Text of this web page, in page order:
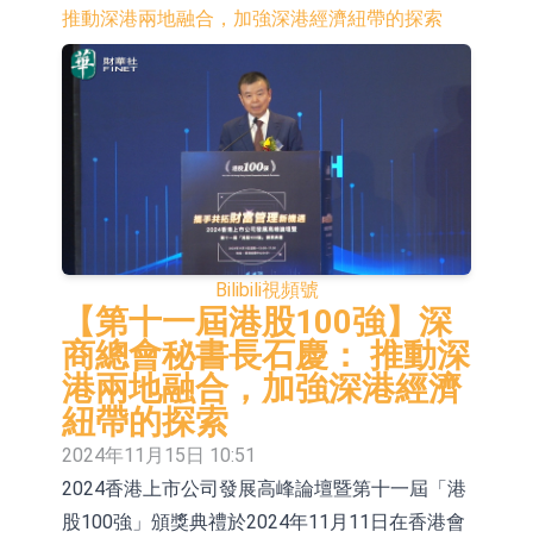
範階段
建全球物流供應鏈網絡
航天電器：子公司蘇州華旃的高速模
組及液冷互連產品處於小批量供貨階
日韓股市雙雙收漲
【異動股】分立器件板塊下挫，锴威
特(688693.CN)跌11.69%
【異動股】雞肉概念板塊拉升，益生
股份(002458.CN)漲10.02%
台積電7月營收同比增加44.7%
【異動股】港股漲幅榜前十，易居企
業控股(02048.HK)漲+84.21%，金輝
控股(09993.HK)漲+45.60%
新時達：暫未生產四足載人機器人
【異動股】雞肉概念板塊拉升，益生
股份(002458.CN)漲10.02%
【異動股】CRO板塊拉升，藥康生物
(688046.CN)漲19.99%
【異動股】診斷服務板塊拉升，貝瑞
基因(000710.CN)漲10.02%
「X-Day」西麗湖路演社清華校友電
推動深港兩地融合，加強深港經濟紐帶的探索
Bilibili視頻號
【第十一屆港股100強】深
商總會秘書長石慶： 推動深
港兩地融合，加強深港經濟
紐帶的探索
2024年11月15日 10:51
2024香港上市公司發展高峰論壇暨第十一屆「港
股100強」頒獎典禮於2024年11月11日在香港會